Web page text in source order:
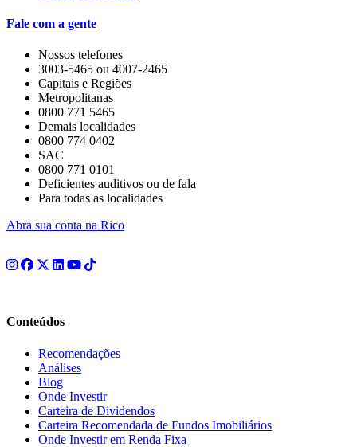
Fale com a gente
Nossos telefones
3003-5465 ou 4007-2465
Capitais e Regiões
Metropolitanas
0800 771 5465
Demais localidades
0800 774 0402
SAC
0800 771 0101
Deficientes auditivos ou de fala
Para todas as localidades
Abra sua conta na Rico
Conteúdos
Recomendações
Análises
Blog
Onde Investir
Carteira de Dividendos
Carteira Recomendada de Fundos Imobiliários
Onde Investir em Renda Fixa